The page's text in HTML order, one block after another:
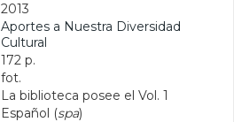
2013
Aportes a Nuestra Diversidad
Cultural
172 p.
fot.
La biblioteca posee el Vol. 1
Español (spa)